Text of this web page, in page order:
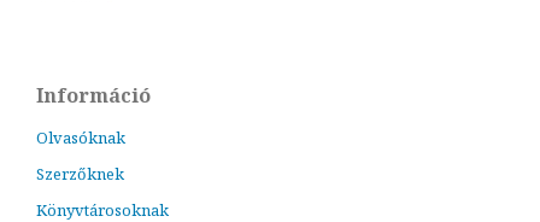
Információ
Olvasóknak
Szerzőknek
Könyvtárosoknak